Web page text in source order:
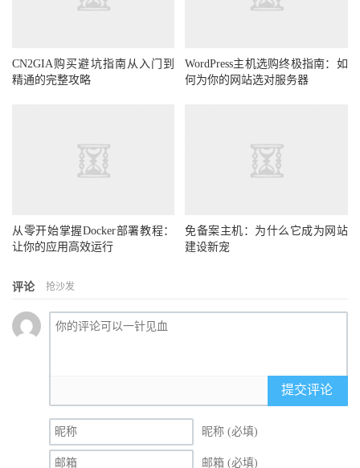
CN2GIA购买避坑指南从入门到
精通的完整攻略
WordPress主机选购终极指南：如
何为你的网站选对服务器
从零开始掌握Docker部署教程：
让你的应用高效运行
免备案主机：为什么它成为网站
建设新宠
评论 抢沙发
提交评论
昵称 (必填)
邮箱 (必填)